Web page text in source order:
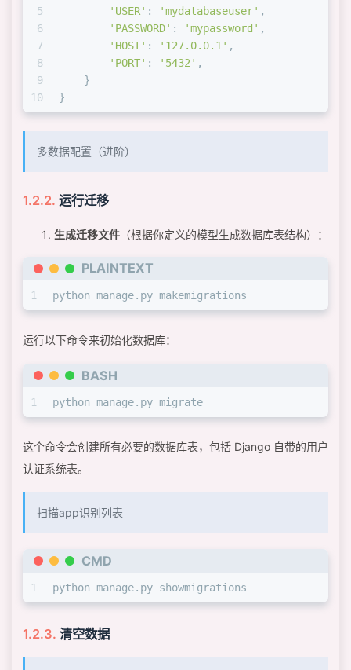
5
6
7
8
9
10
'USER' : 'mydatabaseuser' ,
'PASSWORD' : 'mypassword' ,
'HOST' : '127.0.0.1' ,
'PORT' : '5432' ,
    }
}
多数据配置（进阶）
运行迁移
生成迁移文件 （根据你定义的模型生成数据库表结构）：
PLAINTEXT
1 python manage.py makemigrations
运行以下命令来初始化数据库：
BASH
1 python manage.py migrate
这个命令会创建所有必要的数据库表，包括 Django 自带的用户
认证系统表。
扫描app识别列表
CMD
1 python manage.py showmigrations
清空数据